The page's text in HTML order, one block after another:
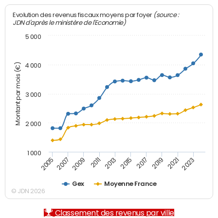
Montant par mois (€)
Evolution des revenus fiscaux moyens par foyer (source :
JDN d'après le ministère de l'Economie)
Gex Moyenne France
2005 2007 2009 2011 2013 2015 2017 2019 2021 2023
1 000
2 000
3 000
4 000
5 000
© JDN 2026
Classement des revenus par ville